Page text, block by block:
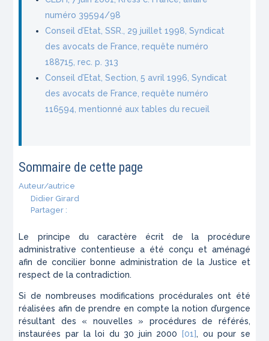
numéro 39594/98
Conseil d’Etat, SSR., 29 juillet 1998, Syndicat
des avocats de France, requête numéro
188715, rec. p. 313
Conseil d’Etat, Section, 5 avril 1996, Syndicat
des avocats de France, requête numéro
116594, mentionné aux tables du recueil
Sommaire de cette page
Auteur/autrice
Didier Girard
Partager :
Le principe du caractère écrit de la procédure
administrative contentieuse a été conçu et aménagé
afin de concilier bonne administration de la Justice et
respect de la contradiction.
Si de nombreuses modifications procédurales ont été
réalisées afin de prendre en compte la notion d’urgence
résultant des « nouvelles » procédures de référés,
instaurées par la loi du 30 juin 2000
[01], ou pour se